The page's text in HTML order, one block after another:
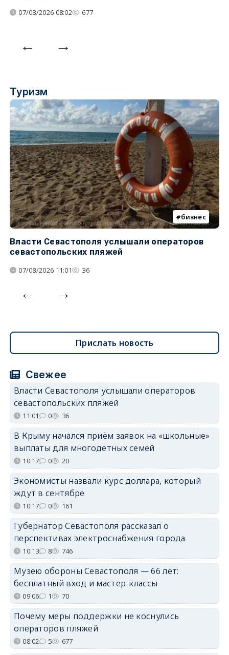
07/08/2026 08:02 677
Туризм
бизнес
Власти Севастополя услышали операторов
севастопольских пляжей
07/08/2026 11:01 36
Прислать новость
Свежее
Власти Севастополя услышали операторов
севастопольских пляжей
11:01 0 36
В Крыму начался приём заявок на «школьные»
выплаты для многодетных семей
10:17 0 20
Экономисты назвали курс доллара, который
ждут в сентябре
10:17 0 161
Губернатор Севастополя рассказал о
перспективах электроснабжения города
10:13 8 746
Музею обороны Севастополя — 66 лет:
бесплатный вход и мастер-классы
09:06 1 70
Почему меры поддержки не коснулись
операторов пляжей
08:02 5 677